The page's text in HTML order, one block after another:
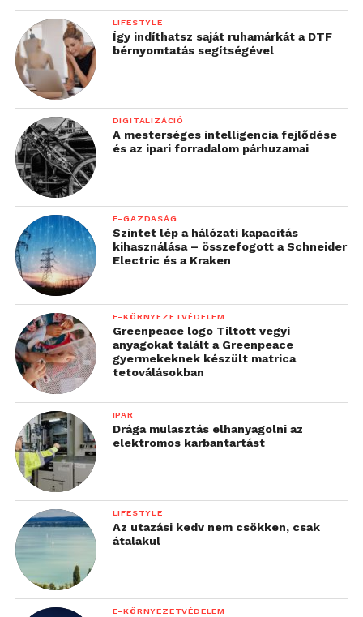
LIFESTYLE
Így indíthatsz saját ruhamárkát a DTF
bérnyomtatás segítségével
DIGITALIZÁCIÓ
A mesterséges intelligencia fejlődése
és az ipari forradalom párhuzamai
E-GAZDASÁG
Szintet lép a hálózati kapacitás
kihasználása – összefogott a Schneider
Electric és a Kraken
E-KÖRNYEZETVÉDELEM
Greenpeace logo Tiltott vegyi
anyagokat talált a Greenpeace
gyermekeknek készült matrica
tetoválásokban
IPAR
Drága mulasztás elhanyagolni az
elektromos karbantartást
LIFESTYLE
Az utazási kedv nem csökken, csak
átalakul
E-KÖRNYEZETVÉDELEM